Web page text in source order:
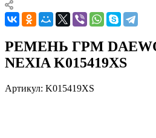
РЕМЕНЬ ГРМ
NEXIA K015419XS
Артикул: K015419XS